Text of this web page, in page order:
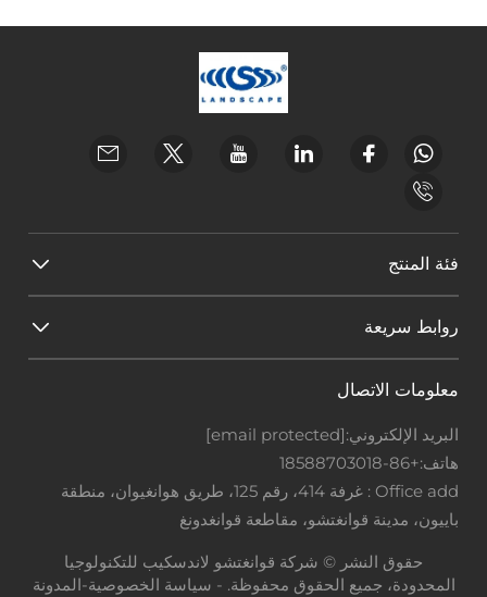
فئة المنتج
روابط سريعة
معلومات الاتصال
البريد الإلكتروني:[email protected]
هاتف:+86-18588703018
Office add : غرفة 414، رقم 125، طريق هوانغيوان، منطقة
باييون، مدينة قوانغتشو، مقاطعة قوانغدونغ
حقوق النشر © شركة قوانغتشو لاندسكيب للتكنولوجيا
المحدودة، جميع الحقوق محفوظة. - سياسة الخصوصية-المدونة